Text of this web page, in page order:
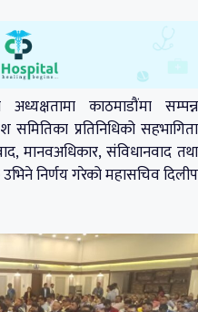
काठमाडौंमा सम्पन्न
प्रतिनिधिको सहभागिता
मानवअधिकार, संविधानवाद तथा
उभिने निर्णय गरेको महासचिव दिलीप